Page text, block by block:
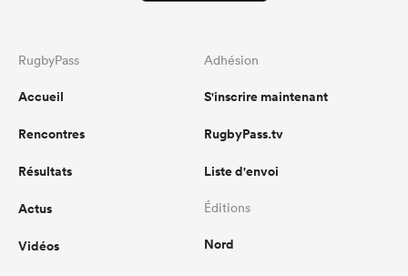
RugbyPass
Accueil
Rencontres
Résultats
Actus
Vidéos
Adhésion
S'inscrire maintenant
RugbyPass.tv
Liste d'envoi
Éditions
Nord